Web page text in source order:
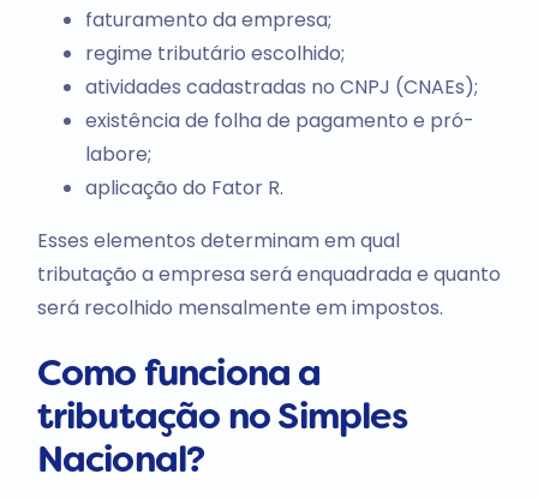
faturamento da empresa;
regime tributário escolhido;
atividades cadastradas no CNPJ (CNAEs);
existência de folha de pagamento e pró-
labore;
aplicação do Fator R.
Esses elementos determinam em qual
tributação a empresa será enquadrada e quanto
será recolhido mensalmente em impostos.
Como funciona a
tributação no Simples
Nacional?